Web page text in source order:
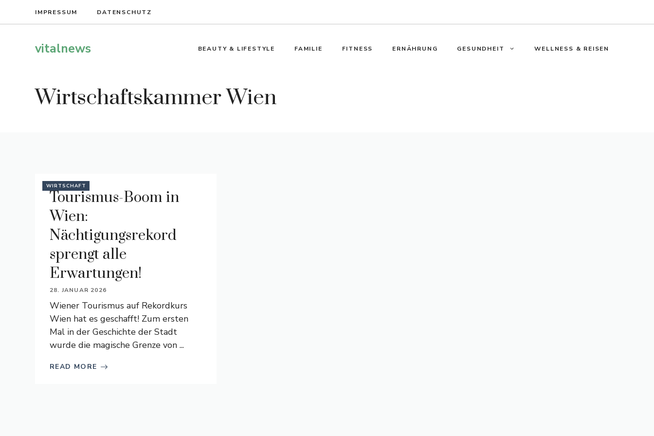
IMPRESSUM DATENSCHUTZ
vitalnews BEAUTY & LIFESTYLE FAMILIE FITNESS ERNÄHRUNG GESUNDHEIT WELLNESS & REISEN
Wirtschaftskammer Wien
WIRTSCHAFT
Tourismus-Boom in
Wien:
Nächtigungsrekord
sprengt alle
Erwartungen!
28. JANUAR 2026
Wiener Tourismus auf Rekordkurs
Wien hat es geschafft! Zum ersten
Mal in der Geschichte der Stadt
wurde die magische Grenze von ...
READ MORE